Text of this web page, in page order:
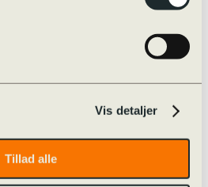
Vis detaljer
Tillad alle
og undervisningsbeskrivelser
English
Matematikvejledning
for hjælp
om ekstra tid
om ekstra tid (ny i 1.g)